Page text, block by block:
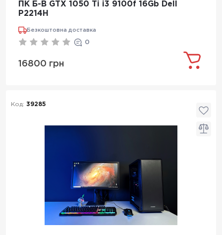
ПК Б-В GTX 1050 Ti i3 9100f 16Gb Dell
P2214H
Безкоштовна доставка
0
16800 грн
Код: 39285